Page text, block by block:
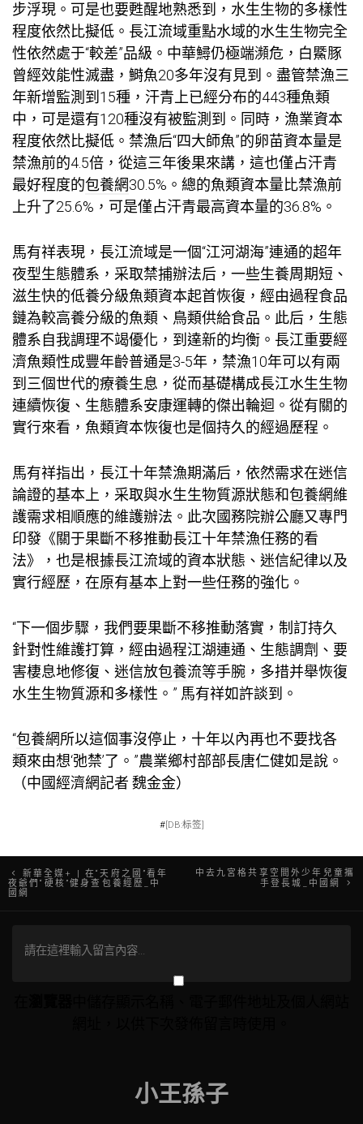
步浮現。可是也要甦醒地熟悉到，水生生物的多樣性
程度依然比擬低。長江流域重點水域的水生生物完全
性依然處于“較差”品級。中華鱘仍極端瀕危，白鱀豚
曾經效能性滅盡，鰣魚20多年沒有見到。盡管禁漁三
年新增監測到15種，汗青上已經分布的443種魚類
中，可是還有120種沒有被監測到。同時，漁業資本
程度依然比擬低。禁漁后“四大師魚”的卵苗資本量是
禁漁前的4.5倍，從這三年後果來講，這也僅占汗青
最好程度的包養網30.5%。總的魚類資本量比禁漁前
上升了25.6%，可是僅占汗青最高資本量的36.8%。
馬有祥表現，長江流域是一個“江河湖海”連通的超年
夜型生態體系，采取禁捕辦法后，一些生養周期短、
滋生快的低養分級魚類資本起首恢復，經由過程食品
鏈為較高養分級的魚類、鳥類供給食品。此后，生態
體系自我調理不竭優化，到達新的均衡。長江重要經
濟魚類性成豐年齡普通是3-5年，禁漁10年可以有兩
到三個世代的療養生息，從而基礎構成長江水生生物
連續恢復、生態體系安康運轉的傑出輪迴。從有關的
實行來看，魚類資本恢復也是個持久的經過歷程。
馬有祥指出，長江十年禁漁期滿后，依然需求在迷信
論證的基本上，采取與水生生物質源狀態和包養網維
護需求相順應的維護辦法。此次國務院辦公廳又專門
印發《關于果斷不移推動長江十年禁漁任務的看
法》，也是根據長江流域的資本狀態、迷信紀律以及
實行經歷，在原有基本上對一些任務的強化。
“下一個步驟，我們要果斷不移推動落實，制訂持久
針對性維護打算，經由過程江湖連通、生態調劑、要
害棲息地修復、迷信放包養流等手腕，多措并舉恢復
水生生物質源和多樣性。” 馬有祥如許談到。
“包養網所以這個事沒停止，十年以內再也不要找各
類來由想‘弛禁’了。”農業鄉村部部長唐仁健如是說。
（中國經濟網記者 魏金金）
#[DB:标签]
文
章
導
新華全媒+ | 在“天府之國”看年
夜爺們“硬核”健身查包養經歷_中
國網
中去九宮格共享空間外少年兒童攜
手登長城_中國網
小王孫子